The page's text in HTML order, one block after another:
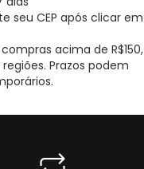
seu CEP após clicar em
acima de R$150,
Prazos podem